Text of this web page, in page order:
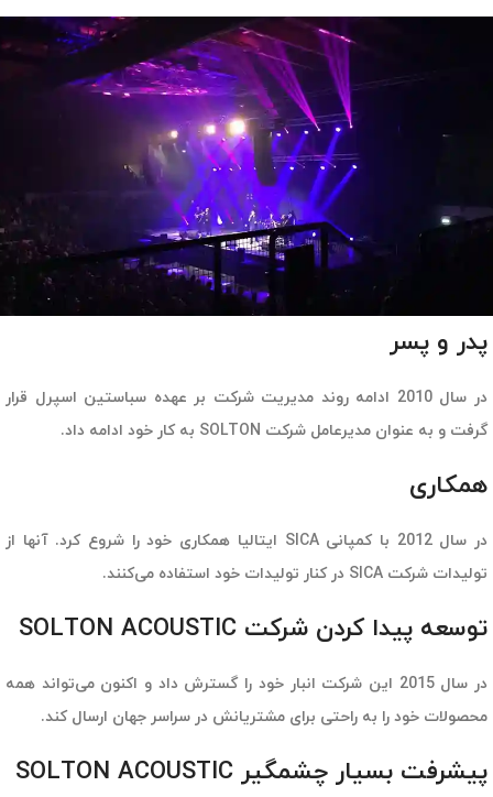
پدر و پسر
در سال 2010 ادامه روند مدیریت شرکت بر عهده سباستین اسپرل قرار
گرفت و به عنوان مدیرعامل شرکت SOLTON به کار خود ادامه داد.
همکاری
در سال 2012 با کمپانی SICA ایتالیا همکاری خود را شروع کرد. آنها از
تولیدات شرکت SICA در کنار تولیدات خود استفاده می‌کنند.
توسعه پیدا کردن شرکت SOLTON ACOUSTIC
در سال 2015 این شرکت انبار خود را گسترش داد و اکنون می‌تواند همه
محصولات خود را به راحتی برای مشتریانش در سراسر جهان ارسال کند.
پیشرفت بسیار چشمگیر SOLTON ACOUSTIC